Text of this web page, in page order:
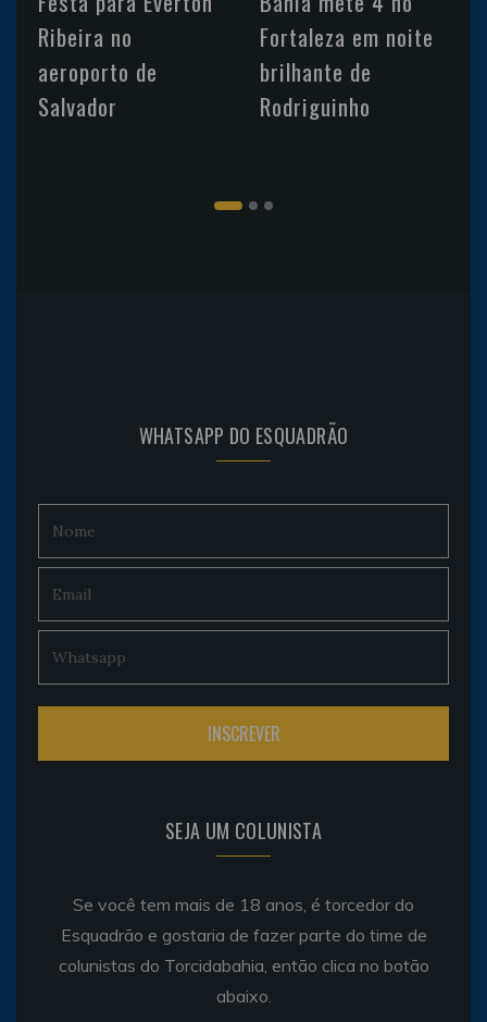
Ribeira no
aeroporto de
Salvador
Fortaleza em noite
brilhante de
Rodriguinho
WHATSAPP DO ESQUADRÃO
SEJA UM COLUNISTA
Se você tem mais de 18 anos, é torcedor do
Esquadrão e gostaria de fazer parte do time de
colunistas do Torcidabahia, então clica no botão
abaixo.